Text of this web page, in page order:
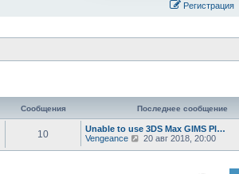
Регистрация
Сообщения Последнее сообщение
10
Unable to use 3DS Max GIMS Pl…
Vengeance
П20 авг 2018, 20:00